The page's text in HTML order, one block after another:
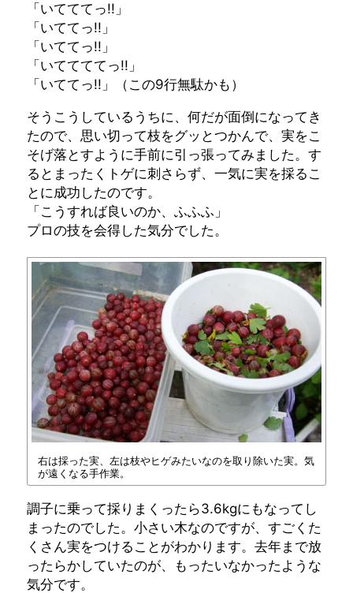
「いてててっ!!」
「いててっ!!」
「いててっ!!」
「いててててっ!!」
「いててっ!!」（この9行無駄かも）
そうこうしているうちに、何だが面倒になってき
たので、思い切って枝をグッとつかんで、実をこ
そげ落とすように手前に引っ張ってみました。す
るとまったくトゲに刺さらず、一気に実を採るこ
とに成功したのです。
「こうすれば良いのか、ふふふ」
プロの技を会得した気分でした。
右は採った実、左は枝やヒゲみたいなのを取り除いた実。気
が遠くなる手作業。
調子に乗って採りまくったら3.6kgにもなってし
まったのでした。小さい木なのですが、すごくた
くさん実をつけることがわかります。去年まで放
ったらかしていたのが、もったいなかったような
気分です。